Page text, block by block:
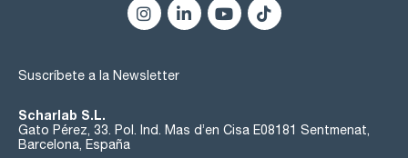
Suscríbete a la Newsletter
Scharlab S.L.
Gato Pérez, 33. Pol. Ind. Mas d’en Cisa E08181 Sentmenat,
Barcelona, España